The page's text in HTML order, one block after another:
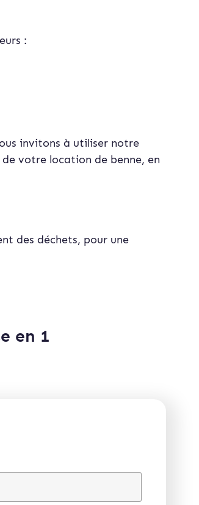
:
invitons à utiliser notre
votre location de benne, en
des déchets, pour une
en 1